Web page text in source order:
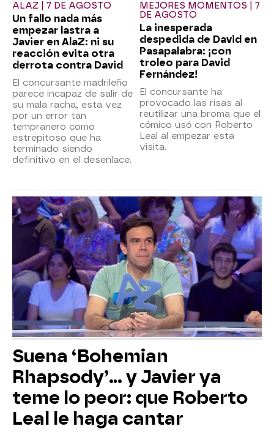
ALAZ | 7 DE AGOSTO
Un fallo nada más
empezar lastra a
Javier en AlaZ: ni su
reacción evita otra
derrota contra David
El concursante madrileño
parece incapaz de salir de
su mala racha, esta vez
por un error tan
tempranero como
estrepitoso que ha
terminado siendo
definitivo en el desenlace.
MEJORES MOMENTOS | 7
DE AGOSTO
La inesperada
despedida de David en
Pasapalabra: ¡con
troleo para David
Fernández!
El concursante ha
provocado las risas al
reutilizar una broma que el
cómico usó con Roberto
Leal al empezar esta
visita.
Suena ‘Bohemian
Rhapsody’... y Javier ya
teme lo peor: que Roberto
Leal le haga cantar